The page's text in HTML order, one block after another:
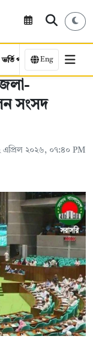
ভর্তি পরীক্ষা কর্মসংস্থান
Eng
সংসদ
এপ্রিল ২০২৬, ০৭:৪০ PM